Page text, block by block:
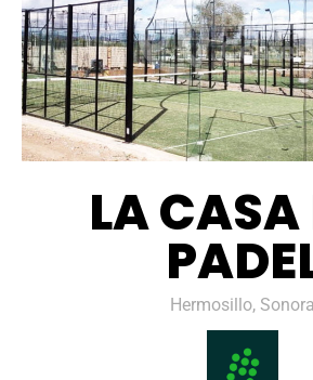
LA CASA
Hermosillo, Sonora